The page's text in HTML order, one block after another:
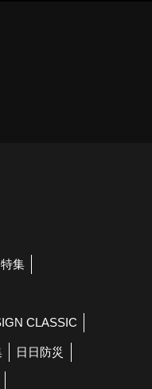
集
CLASSIC
日日防災